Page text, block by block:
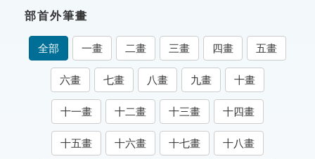
成語故事
索引選單
知識索引
單字索引
生命大百科索引
部首外筆畫
全部 一畫 二畫 三畫 四畫 五畫
六畫 七畫 八畫 九畫 十畫
十一畫 十二畫 十三畫 十四畫
十五畫 十六畫 十七畫 十八畫